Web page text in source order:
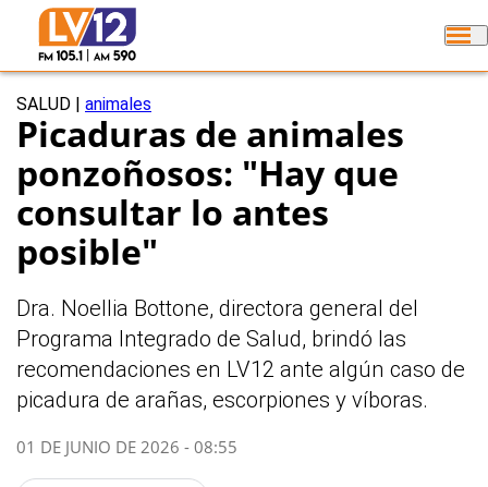
SALUD animales
Picaduras de animales
ponzoñosos: "Hay que
consultar lo antes
posible"
Dra. Noellia Bottone, directora general del
Programa Integrado de Salud, brindó las
recomendaciones en LV12 ante algún caso de
picadura de arañas, escorpiones y víboras.
01 DE JUNIO DE 2026 - 08:55